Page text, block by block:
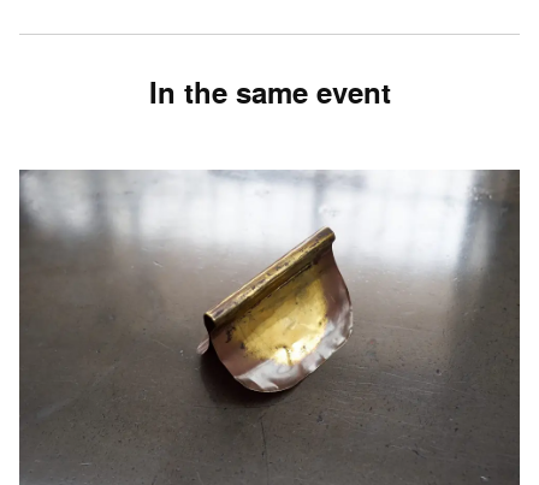
In the same event